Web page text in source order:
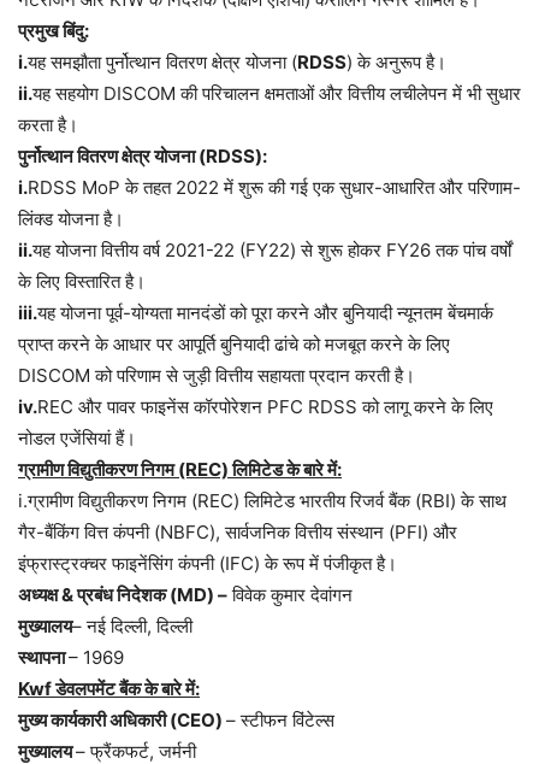
प्रमुख बिंदु:
i.यह समझौता पुर्नोत्थान वितरण क्षेत्र योजना (RDSS) के अनुरूप है।
ii.यह सहयोग DISCOM की परिचालन क्षमताओं और वित्तीय लचीलेपन में भी सुधार
करता है।
पुर्नोत्थान वितरण क्षेत्र योजना (RDSS):
i.RDSS MoP के तहत 2022 में शुरू की गई एक सुधार-आधारित और परिणाम-
लिंक्ड योजना है।
ii.यह योजना वित्तीय वर्ष 2021-22 (FY22) से शुरू होकर FY26 तक पांच वर्षों
के लिए विस्तारित है।
iii.यह योजना पूर्व-योग्यता मानदंडों को पूरा करने और बुनियादी न्यूनतम बेंचमार्क
प्राप्त करने के आधार पर आपूर्ति बुनियादी ढांचे को मजबूत करने के लिए
DISCOM को परिणाम से जुड़ी वित्तीय सहायता प्रदान करती है।
iv.REC और पावर फाइनेंस कॉरपोरेशन PFC RDSS को लागू करने के लिए
नोडल एजेंसियां हैं।
ग्रामीण विद्युतीकरण निगम (REC) लिमिटेड के बारे में:
i.ग्रामीण विद्युतीकरण निगम (REC) लिमिटेड भारतीय रिजर्व बैंक (RBI) के साथ
गैर-बैंकिंग वित्त कंपनी (NBFC), सार्वजनिक वित्तीय संस्थान (PFI) और
इंफ्रास्ट्रक्चर फाइनेंसिंग कंपनी (IFC) के रूप में पंजीकृत है।
अध्यक्ष & प्रबंध निदेशक (MD) –विवेक कुमार देवांगन
मुख्यालय– नई दिल्ली, दिल्ली
स्थापना– 1969
Kwf डेवलपमेंट बैंक के बारे में:
मुख्य कार्यकारी अधिकारी (CEO) – स्टीफन विंटेल्स
मुख्यालय– फ्रैंकफर्ट, जर्मनी